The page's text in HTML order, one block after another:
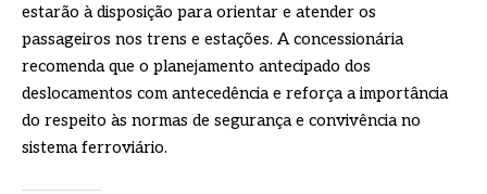
estarão à disposição para orientar e atender os
passageiros nos trens e estações. A concessionária
recomenda que o planejamento antecipado dos
deslocamentos com antecedência e reforça a importância
do respeito às normas de segurança e convivência no
sistema ferroviário.